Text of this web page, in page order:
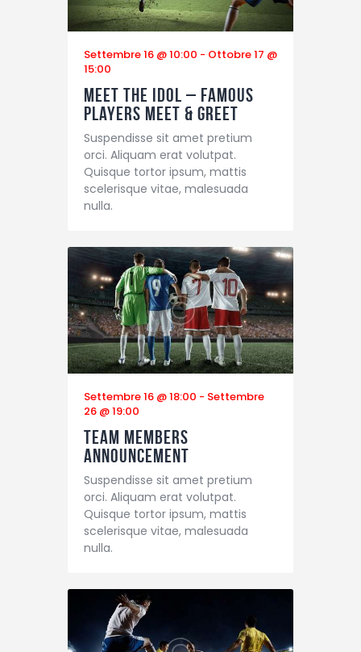
Settembre 16 @ 10:00 - Ottobre 17 @
15:00
Meet the Idol – Famous
Players Meet & Greet
Suspendisse sit amet pretium
orci. Aliquam erat volutpat.
Quisque tortor ipsum, mattis
scelerisque vitae, malesuada
nulla.
Settembre 16 @ 18:00 - Settembre
26 @ 19:00
Team Members
Announcement
Suspendisse sit amet pretium
orci. Aliquam erat volutpat.
Quisque tortor ipsum, mattis
scelerisque vitae, malesuada
nulla.